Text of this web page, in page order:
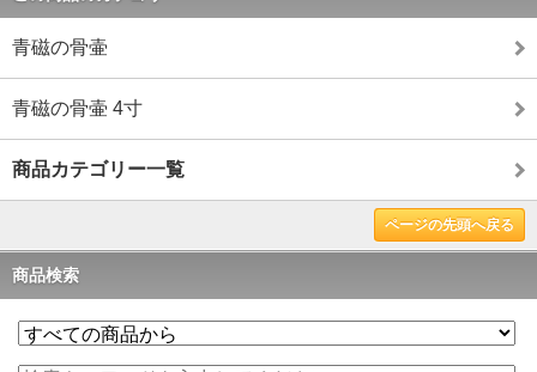
青磁の骨壷
青磁の骨壷 4寸
商品カテゴリー一覧
ページの先頭へ戻る
商品検索